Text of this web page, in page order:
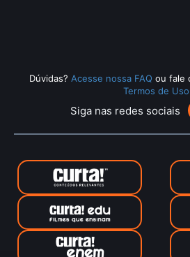
Dúvidas? Acesse nossa FAQ ou fale
Termos de Uso
Siga nas redes sociais